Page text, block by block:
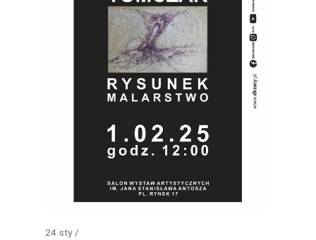
24 sty